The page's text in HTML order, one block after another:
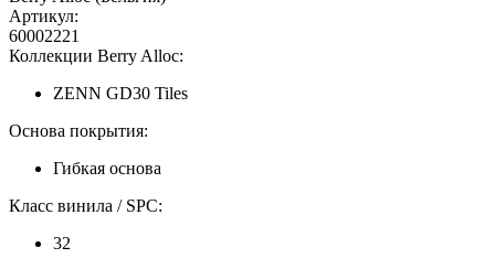
Артикул:
60002221
Коллекции Berry Alloc:
ZENN GD30 Tiles
Основа покрытия:
Гибкая основа
Класс винила / SPC:
32